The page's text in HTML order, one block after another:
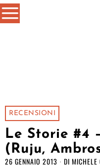
RECENSIONI
Le Storie #4
(Ruju,
26 GENNAIO 2013 DI MICHELE